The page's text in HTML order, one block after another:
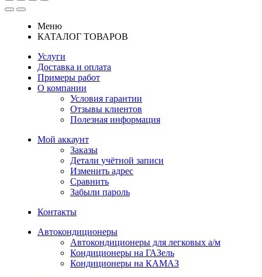
Меню
КАТАЛОГ ТОВАРОВ
Услуги
Доставка и оплата
Примеры работ
О компании
Условия гарантии
Отзывы клиентов
Полезная информация
Мой аккаунт
Заказы
Детали учётной записи
Изменить адрес
Сравнить
Забыли пароль
Контакты
Автокондиционеры
Автокондиционеры для легковых а/м
Кондиционеры на ГАЗель
Кондиционеры на КАМАЗ